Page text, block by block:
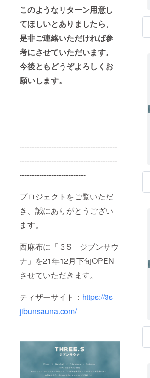
このようなリターン用意し
てほしいとありましたら、
是非ご連絡いただければ参
考にさせていただいます。
今後ともどうぞよろしくお
願いします。
----------------------------------------
----------------------------------------
---------------------------
プロジェクトをご覧いただ
き、誠にありがとうござい
ます。
西麻布に「３S ジブンサウ
ナ」を21年12月下旬OPEN
させていただきます。
ティザーサイト： https://3s-
jibunsauna.com/